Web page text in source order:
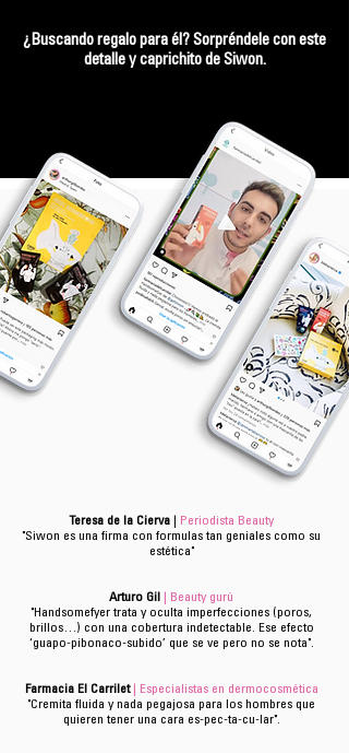
¿Buscando regalo para él? Sorpréndele con este
detalle y caprichito de Siwon.
Teresa de la Cierva
Periodista Beauty
"Siwon es una firma con formulas tan geniales como su
estética"
Arturo Gil
| Beauty gurú
"Handsomefyer trata y oculta imperfecciones (poros,
brillos…) con una cobertura indetectable. Ese efecto
‘guapo-pibonaco-subido’ que se ve pero no se nota".
Farmacia El Carrilet
| Especialistas en dermocosmética
"Cremita fluida y nada pegajosa para los hombres que
quieren tener una cara es-pec-ta-cu-lar".